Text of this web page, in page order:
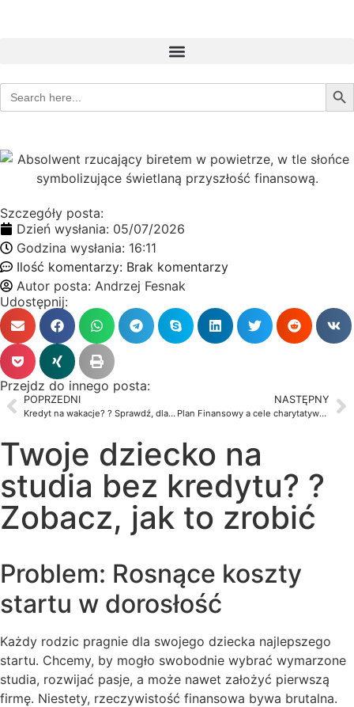
Search
for:
Szczegóły posta:
Dzień wysłania: 05/07/2026
Godzina wysłania: 16:11
Ilość komentarzy: Brak komentarzy
Autor posta: Andrzej Fesnak
Udostępnij:
Przejdz do innego posta:
POPRZEDNI
Kredyt na wakacje? ? Sprawdź, dlaczego to finansowa pułapka
NASTĘPNY
Plan Finansowy a cele charytatywne: jak pomagać mądrze i systematycznie? Odcinek 131
Twoje dziecko na
studia bez kredytu? ?
Zobacz, jak to zrobić
Problem: Rosnące koszty
startu w dorosłość
Każdy rodzic pragnie dla swojego dziecka najlepszego
startu. Chcemy, by mogło swobodnie wybrać wymarzone
studia, rozwijać pasje, a może nawet założyć pierwszą
firmę. Niestety, rzeczywistość finansowa bywa brutalna.